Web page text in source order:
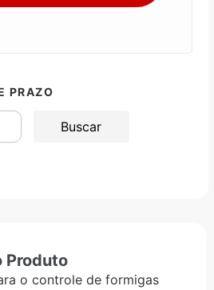
PRAZO
Produto
o controle de formigas